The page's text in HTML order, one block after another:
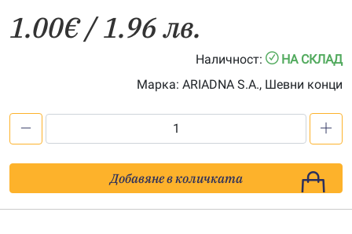
1.00€/ 1.96 лв.
Наличност:
НА СКЛАД
Марка: ARIADNA S.A., Шевни конци
TALIA
120/200
Добавяне в количката